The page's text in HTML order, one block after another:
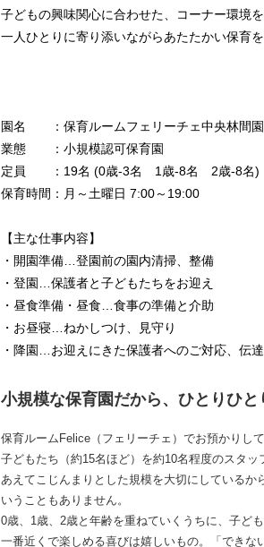
子どもの興味関心に合わせた、コーナー環境
一人ひとりに寄り添いながらあたたかい保育を
園名 ：保育ルームフェリーチェ中央林間園
業態 ：小規模認可保育園
定員 ：19名 (0歳-3名 1歳-8名 2歳-8名)
保育時間：月～土曜日 7:00～19:00
【主な仕事内容】
・開園準備…登園前の園内清掃、整備
・登園…保護者と子どもたちをお迎え
・昼食準備・昼食…食事の準備と介助
・お昼寝…ねかしつけ、見守り
・降園…お迎えにきた保護者へのご対応、伝
小規模な保育園だから、ひとりひと
保育ルームFelice（フェリーチェ）でお預かりし
子どもたち（約15名ほど）を約10名程度のスタッ
あえてこじんまりとした規模を大切にしている
いうこともありません。
0歳、1歳、2歳と年齢を重ねていくうちに、子ど
一番近くで楽しめる喜びは嬉しいもの。「でき